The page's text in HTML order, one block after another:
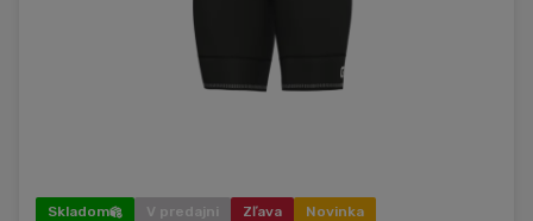
Skladom V predajni Zľava Novinka